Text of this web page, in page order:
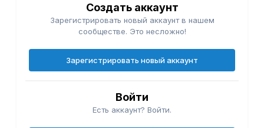
Создать аккаунт
Зарегистрировать новый аккаунт в нашем
сообществе. Это несложно!
Зарегистрировать новый аккаунт
Войти
Есть аккаунт? Войти.